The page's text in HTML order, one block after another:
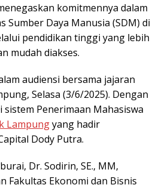
komitmennya dalam
Sumber Daya Manusia (SDM) di
pendidikan tinggi yang lebih
mudah diakses.
audiensi bersama jajaran
Selasa (3/6/2025). Dengan
sistem Penerimaan Mahasiswa
Lampungyang hadir
Dody Putra.
Dr. Sodirin, SE., MM,
Fakultas Ekonomi dan Bisnis